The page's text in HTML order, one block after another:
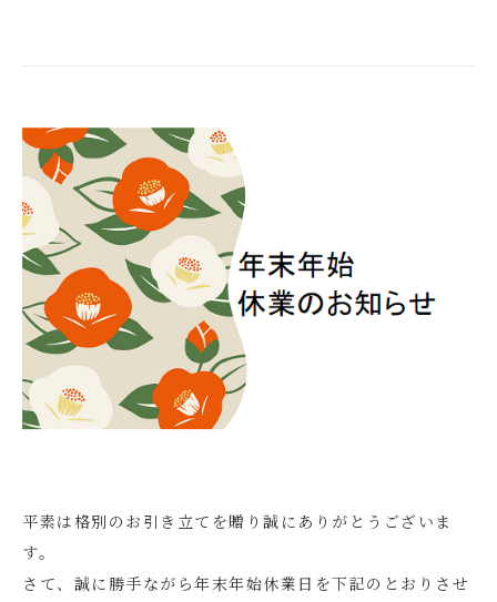
平素は格別のお引き立てを贈り誠にありがとうございま
す。
さて、誠に勝手ながら年末年始休業日を下記のとおりさせ